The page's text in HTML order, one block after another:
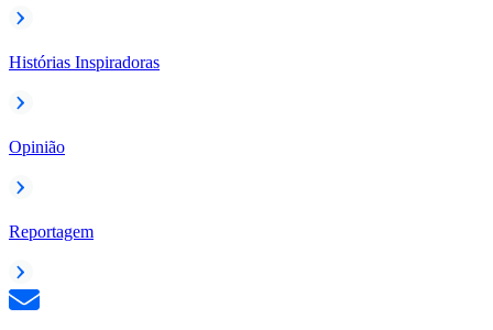
Histórias Inspiradoras
Opinião
Reportagem